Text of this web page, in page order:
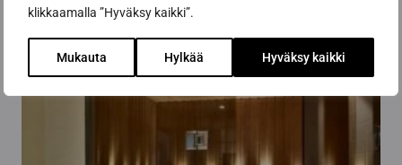
klikkaamalla ”Hyväksy kaikki”.
Mukauta Hylkää Hyväksy kaikki